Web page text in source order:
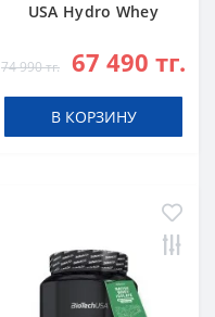
USA Hydro Whey
74 990 тг. 67 490 тг.
В КОРЗИНУ